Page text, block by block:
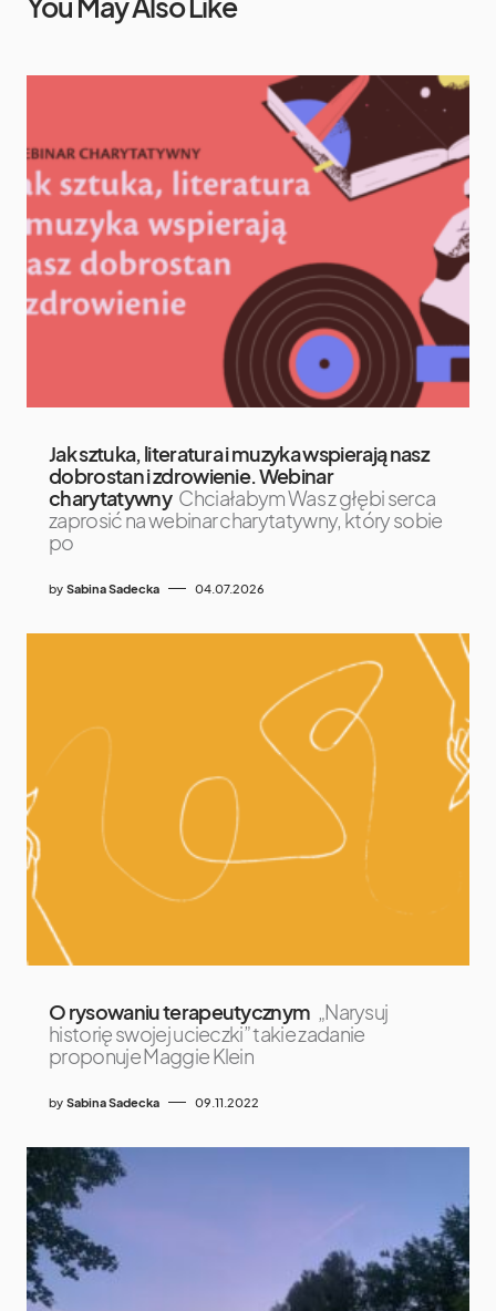
Jak sztuka, literatura i muzyka wspierają nasz
dobrostan i zdrowienie. Webinar
charytatywny Chciałabym Was z głębi serca
zaprosić na webinar charytatywny, który sobie
po
by Sabina Sadecka 04.07.2026
O rysowaniu terapeutycznym „Narysuj
historię swojej ucieczki” takie zadanie
proponuje Maggie Klein
by Sabina Sadecka 09.11.2022